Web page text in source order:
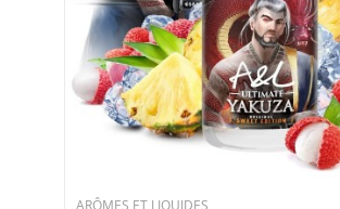
ARÔMES ET LIQUIDES